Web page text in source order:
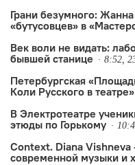
Грани безумного:
«бутусовцев» в
Век воли не видать:
бывшей станице
8:52,
Петербургская
Коли Русского в театре»
В Электротеатре
этюды по Горькому
Context. Diana
современной музыки и